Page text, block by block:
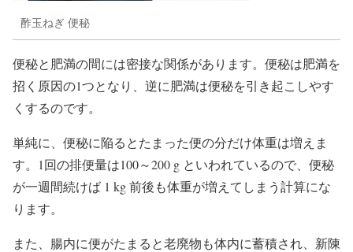
酢玉ねぎ 便秘
便秘と肥満の間には密接な関係があります。便秘は肥満を
招く原因の1つとなり、逆に肥満は便秘を引き起こしやす
くするのです。
単純に、便秘に陥るとたまった便の分だけ体重は増えま
す。1回の排便量は100～200 g といわれているので、便秘
が一週間続けば 1 kg 前後も体重が増えてしまう計算にな
ります。
また、腸内に便がたまると老廃物も体内に蓄積され、新陳